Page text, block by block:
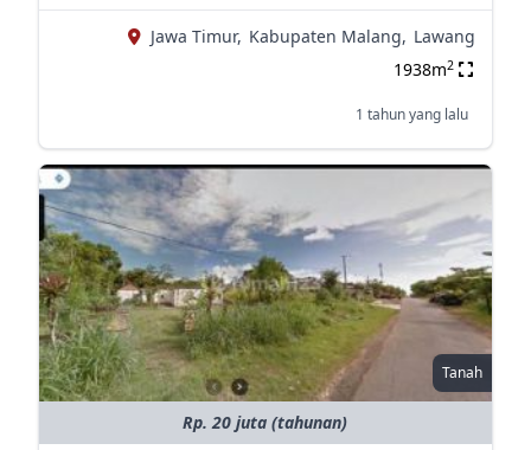
Jawa Timur, Kabupaten Malang, Lawang
1938m2
1 tahun yang lalu
Tanah
Rp. 20 juta (tahunan)